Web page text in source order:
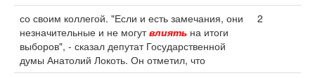
со своим коллегой. "Если и есть замечания, они
незначительные и не могутвлиять на итоги
выборов", - сказал депутат Государственной
думы Анатолий Локоть. Он отметил, что
2